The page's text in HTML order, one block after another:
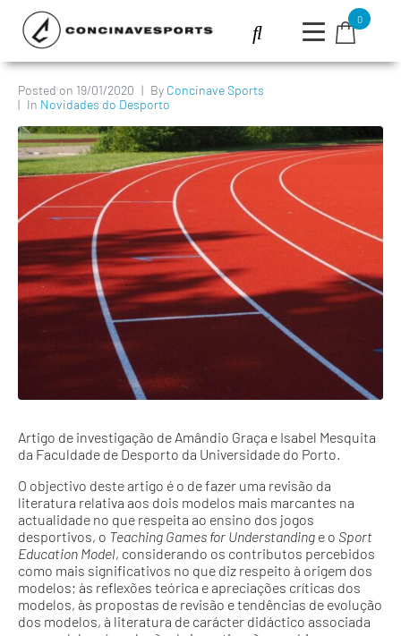
0
Posted on 19/01/2020 By Concinave Sports
In Novidades do Desporto
Artigo de investigação de Amândio Graça e Isabel Mesquita
da Faculdade de Desporto da Universidade do Porto.
O objectivo deste artigo é o de fazer uma revisão da
literatura relativa aos dois modelos mais marcantes na
actualidade no que respeita ao ensino dos jogos
desportivos, o Teaching Games for Understanding e o Sport
Education Model, considerando os contributos percebidos
como mais significativos no que diz respeito à origem dos
modelos; às reflexões teórica e apreciações críticas dos
modelos, às propostas de revisão e tendências de evolução
dos modelos, à literatura de carácter didáctico associada